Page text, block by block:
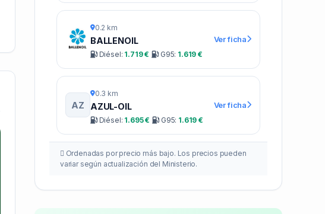
0.2 km
BALLENOIL
Diésel: 1.719 € G95: 1.619 €
Ver ficha
AZ
0.3 km
AZUL-OIL
Diésel: 1.695 € G95: 1.619 €
Ver ficha
Ordenadas por precio más bajo. Los precios pueden
variar según actualización del Ministerio.